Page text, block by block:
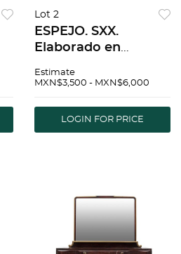
Lot 2
ESPEJO. SXX.
Elaborado en
Diseño oval.
elementos
vegetales, orgánicos
Estimate
MXN$3,500 - MXN$6,000
LOGIN FOR PRICE